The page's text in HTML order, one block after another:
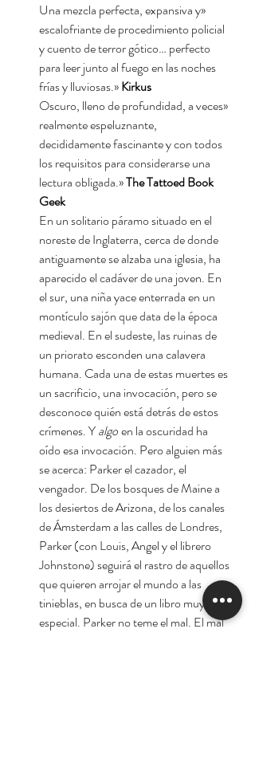
«Una mezcla perfecta, expansiva y
escalofriante de procedimiento policial
y cuento de terror gótico… perfecto
para leer junto al fuego en las noches
frías y lluviosas.»Kirkus
«Oscuro, lleno de profundidad, a veces
realmente espeluznante,
decididamente fascinante y con todos
los requisitos para considerarse una
lectura obligada.»The Tattoed Book
Geek
En un solitario páramo situado en el
noreste de Inglaterra, cerca de donde
antiguamente se alzaba una iglesia, ha
aparecido el cadáver de una joven. En
el sur, una niña yace enterrada en un
montículo sajón que data de la época
medieval. En el sudeste, las ruinas de
un priorato esconden una calavera
humana. Cada una de estas muertes es
un sacrificio, una invocación, pero se
desconoce quién está detrás de estos
crímenes. Yalgoen la oscuridad ha
oído esa invocación. Pero alguien más
se acerca: Parker el cazador, el
vengador. De los bosques de Maine a
los desiertos de Arizona, de los canales
de Ámsterdam a las calles de Londres,
Parker (con Louis, Angel y el librero
Johnstone) seguirá el rastro de aquellos
que quieren arrojar el mundo a las
tinieblas, en busca de un libro muy
especial. Parker no teme el mal. El mal